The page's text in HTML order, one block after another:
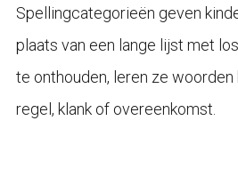
Spellingcategorieën geven
plaats van een lange lijst met
te onthouden, leren ze woorden
regel, klank of overeenkomst.